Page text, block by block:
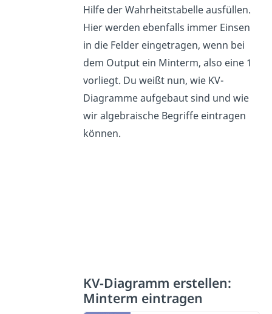
Hilfe der Wahrheitstabelle ausfüllen.
Hier werden ebenfalls immer Einsen
in die Felder eingetragen, wenn bei
dem Output ein Minterm, also eine 1
vorliegt. Du weißt nun, wie KV-
Diagramme aufgebaut sind und wie
wir algebraische Begriffe eintragen
können.
KV-Diagramm erstellen:
Minterm eintragen